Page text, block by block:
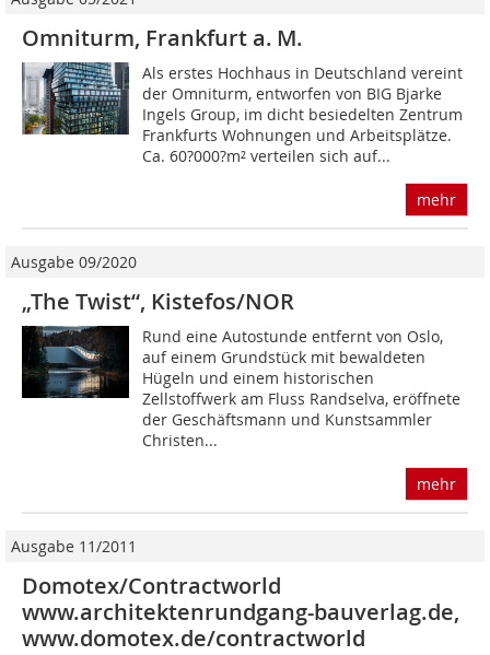
Omniturm, Frankfurt a. M.
Als erstes Hochhaus in Deutschland vereint
der Omniturm, entworfen von BIG Bjarke
Ingels Group, im dicht besiedelten Zentrum
Frankfurts Wohnungen und Arbeitsplätze.
Ca. 60?000?m² verteilen sich auf...
mehr
Ausgabe 09/2020
„The Twist“, Kistefos/NOR
Rund eine Autostunde entfernt von Oslo,
auf einem Grundstück mit bewaldeten
Hügeln und einem historischen
Zellstoffwerk am Fluss Randselva, eröffnete
der Geschäftsmann und Kunstsammler
Christen...
mehr
Ausgabe 11/2011
Domotex/Contractworld
www.architektenrundgang-bauverlag.de,
www.domotex.de/contractworld